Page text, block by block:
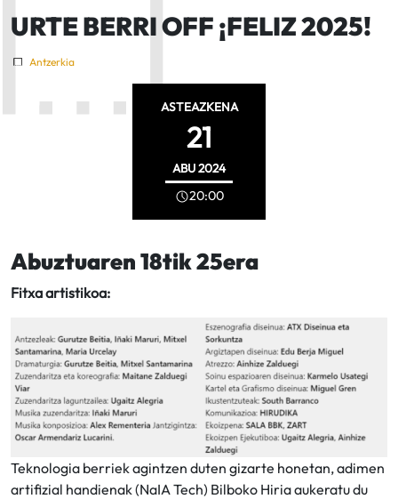
URTE BERRI OFF ¡FELIZ 2025!
Antzerkia
ASTEAZKENA
21
ABU2024
20:00
Abuztuaren 18tik 25era
Fitxa artistikoa:
Teknologia berriek agintzen duten gizarte honetan, adimen
artifizial handienak (NaIA Tech) Bilboko Hiria aukeratu du